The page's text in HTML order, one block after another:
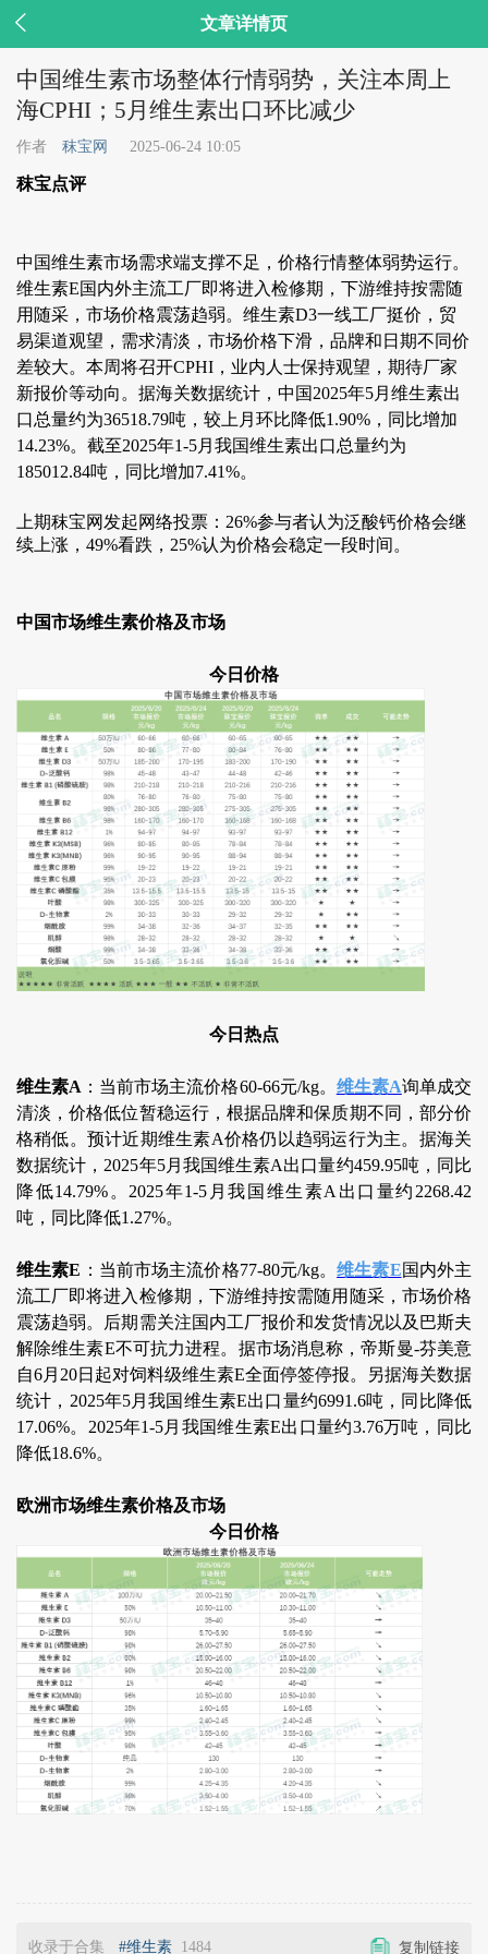
 文章详情页
中国维生素市场整体行情弱势，关注本周上
海CPHI；5月维生素出口环比减少
作者 秣宝网 2025-06-24 10:05
秣宝点评
中国维生素市场需求端支撑不足，价格行情整体弱势运行。
维生素E国内外主流工厂即将进入检修期，下游维持按需随
用随采，市场价格震荡趋弱。维生素D3一线工厂挺价，贸
易渠道观望，需求清淡，市场价格下滑，品牌和日期不同价
差较大。本周将召开CPHI，业内人士保持观望，期待厂家
新报价等动向。据海关数据统计，中国2025年5月维生素出
口总量约为36518.79吨，较上月环比降低1.90%，同比增加
14.23%。截至2025年1-5月我国维生素出口总量约为
185012.84吨，同比增加7.41%。
上期秣宝网发起网络投票：26%参与者认为泛酸钙价格会继
续上涨，49%看跌，25%认为价格会稳定一段时间。
中国市场维生素价格及市场
今日价格
今日热点
维生素A ：当前市场主流价格60-66元/kg。 维生素A询单成交
清淡，价格低位暂稳运行，根据品牌和保质期不同，部分价
格稍低。预计近期维生素A价格仍以趋弱运行为主。据海关
数据统计，2025年5月我国维生素A出口量约459.95吨，同比
降低14.79%。2025年1-5月我国维生素A出口量约2268.42
吨，同比降低1.27%。
维生素E ：当前市场主流价格77-80元/kg。维生素E国内外主
流工厂即将进入检修期，下游维持按需随用随采，市场价格
震荡趋弱。后期需关注国内工厂报价和发货情况以及巴斯夫
解除维生素E不可抗力进程。据市场消息称，帝斯曼-芬美意
自6月20日起对饲料级维生素E全面停签停报。另据海关数据
统计，2025年5月我国维生素E出口量约6991.6吨，同比降低
17.06%。2025年1-5月我国维生素E出口量约3.76万吨，同比
降低18.6%。
欧洲市场维生素价格及市场
今日价格
收录于合集 #维生素 1484 复制链接